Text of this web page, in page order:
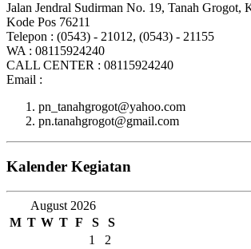
Jalan Jendral Sudirman No. 19, Tanah Grogot,
Kode Pos 76211
Telepon : (0543) - 21012, (0543) - 21155
WA : 08115924240
CALL CENTER : 08115924240
Email :
pn_tanahgrogot@yahoo.com
pn.tanahgrogot@gmail.com
Kalender Kegiatan
August 2026
M T W T F S
S
1
2